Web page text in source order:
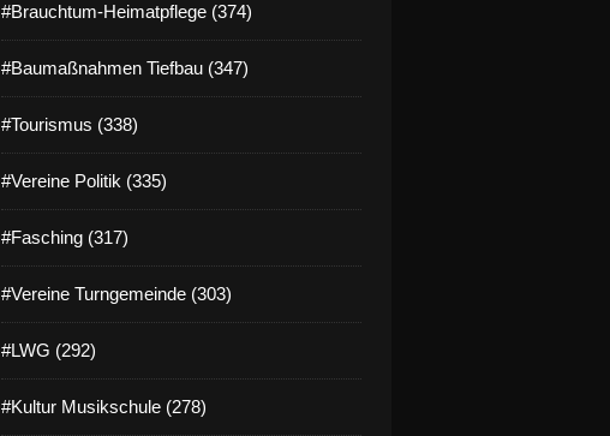
#Brauchtum-Heimatpflege (374)
#Baumaßnahmen Tiefbau (347)
#Tourismus (338)
#Vereine Politik (335)
#Fasching (317)
#Vereine Turngemeinde (303)
#LWG (292)
#Kultur Musikschule (278)